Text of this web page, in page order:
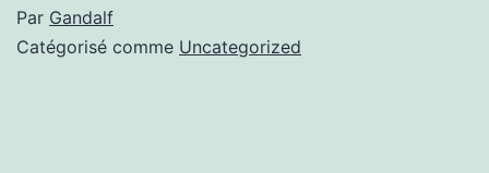
Par Gandalf
Catégorisé comme Uncategorized